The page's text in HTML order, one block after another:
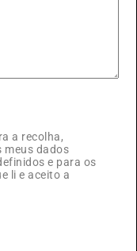
a recolha,
meus dados
e para os
li e aceito a